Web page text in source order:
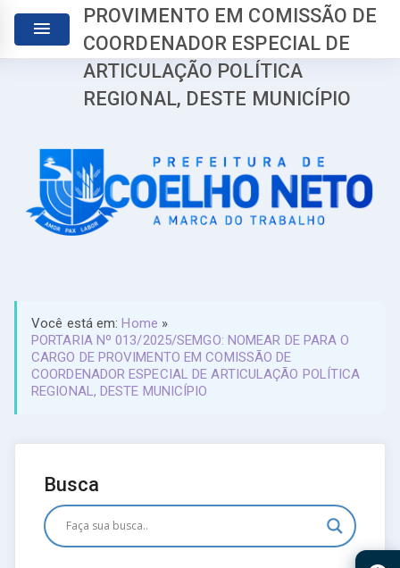
PROVIMENTO EM COMISSÃO DE
COORDENADOR ESPECIAL DE
ARTICULAÇÃO POLÍTICA
REGIONAL, DESTE MUNICÍPIO
Você está em:Home »
PORTARIA Nº 013/2025/SEMGO: NOMEAR DE PARA O
CARGO DE PROVIMENTO EM COMISSÃO DE
COORDENADOR ESPECIAL DE ARTICULAÇÃO POLÍTICA
REGIONAL, DESTE MUNICÍPIO
Busca